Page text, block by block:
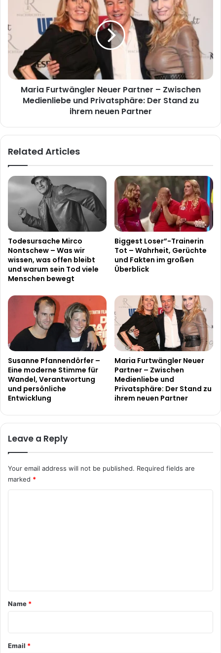
Furtwängler
Neuer
Partner
–
Zwischen
Medienliebe
und
Privatsphäre:
Stand
neuen
Maria Furtwängler Neuer Partner – Zwischen
Medienliebe und Privatsphäre: Der Stand zu
ihrem neuen Partner
Related Articles
Todesursache Mirco
Nontschew – Was wir
wissen, was offen bleibt
und warum sein Tod viele
Menschen bewegt
Biggest Loser”-Trainerin
Tot – Wahrheit, Gerüchte
und Fakten im großen
Überblick
Susanne Pfannendörfer –
Eine moderne Stimme für
Wandel, Verantwortung
und persönliche
Entwicklung
Maria Furtwängler Neuer
Partner – Zwischen
Medienliebe und
Privatsphäre: Der Stand zu
ihrem neuen Partner
Leave a Reply
Your email address will not be published. Required fields are
marked *
*
Name *
Email *